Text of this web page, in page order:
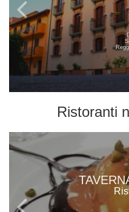
Ristoranti